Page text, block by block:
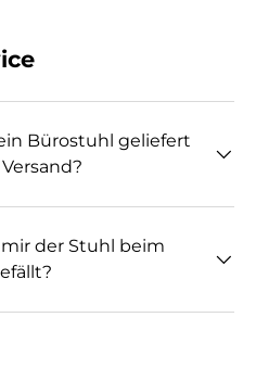
Bürostuhl geliefert
der Stuhl beim